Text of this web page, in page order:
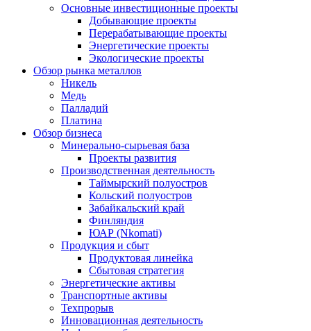
Основные инвестиционные проекты
Добывающие проекты
Перерабатывающие проекты
Энергетические проекты
Экологические проекты
Обзор рынка металлов
Никель
Медь
Палладий
Платина
Обзор бизнеса
Минерально-сырьевая база
Проекты развития
Производственная деятельность
Таймырский полуостров
Кольский полуостров
Забайкальский край
Финляндия
ЮАР (Nkomati)
Продукция и сбыт
Продуктовая линейка
Сбытовая стратегия
Энергетические активы
Транспортные активы
Техпрорыв
Инновационная деятельность